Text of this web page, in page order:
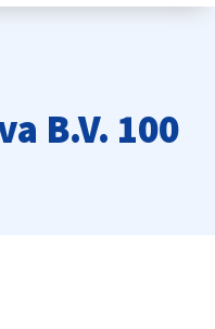
B.V. 100